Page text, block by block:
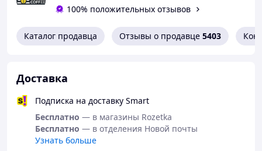
100% положительных отзывов
Каталог продавца Отзывы о продавце 5403
Доставка
Подписка на доставку Smart
Бесплатно — в магазины Rozetka
Бесплатно — в отделения Новой почты
Узнать больше